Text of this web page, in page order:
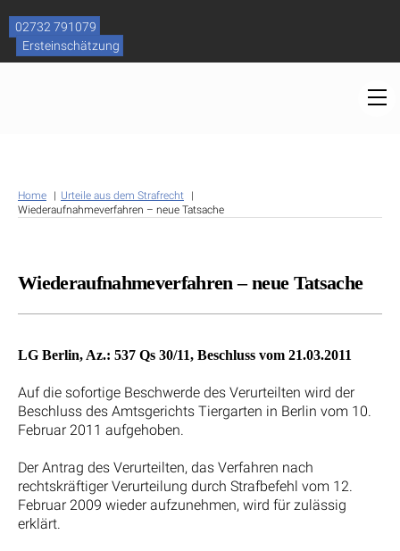
content
02732 791079
Ersteinschätzung
Home
Urteile aus dem Strafrecht
Wiederaufnahmeverfahren – neue Tatsache
Wiederaufnahmeverfahren – neue Tatsache
LG Berlin, Az.: 537 Qs 30/11, Beschluss vom 21.03.2011
Auf die sofortige Beschwerde des Verurteilten wird der
Beschluss des Amtsgerichts Tiergarten in Berlin vom 10.
Februar 2011 aufgehoben.
Der Antrag des Verurteilten, das Verfahren nach
rechtskräftiger Verurteilung durch Strafbefehl vom 12.
Februar 2009 wieder aufzunehmen, wird für zulässig
erklärt.